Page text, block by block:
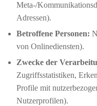
Meta-/
Adressen).
Betroffene Personen:
von Onlinediensten).
Zwecke der
Zugriffsstatistiken,
Profile mit
Nutzerprofilen).